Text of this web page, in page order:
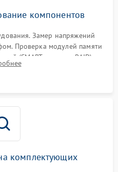
компонентов
Замер напряжений
Проверка модулей памяти
(SMART, массивы RAID)
утилитами.
комплектующих